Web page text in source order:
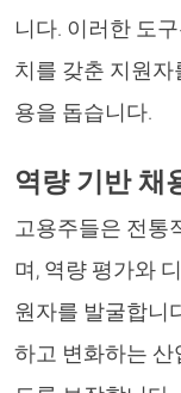
니다. 이러한 도
치를 갖춘 지원
용을 돕습니다.
역량 기반 채
고용주들은 전통
며, 역량 평가와
원자를 발굴합니
하고 변화하는 산